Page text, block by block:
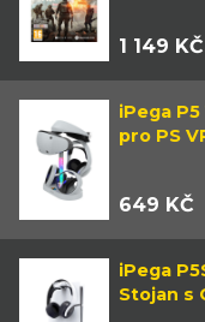
1 149 KČ
iPega
pro PS
649 KČ
iPega
Stojan s